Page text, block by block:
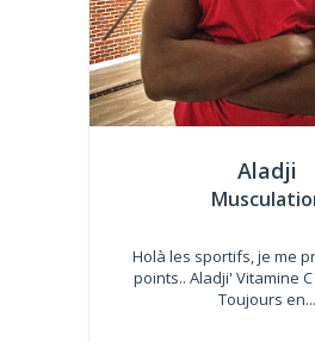
Aladji
Holà les sportifs, je me
points.. Aladji' Vitamine
Toujours en...